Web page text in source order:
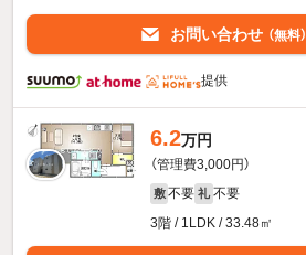
お問い合わせ （無料）
提供
6.2万円
（管理費3,000円）
敷 不要 礼 不要
3階 / 1LDK / 33.48㎡